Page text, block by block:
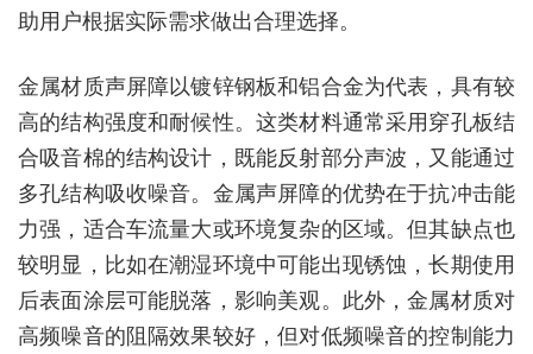
助用户根据实际需求做出合理选择。
金属材质声屏障以镀锌钢板和铝合金为代表，具有较
高的结构强度和耐候性。这类材料通常采用穿孔板结
合吸音棉的结构设计，既能反射部分声波，又能通过
多孔结构吸收噪音。金属声屏障的优势在于抗冲击能
力强，适合车流量大或环境复杂的区域。但其缺点也
较明显，比如在潮湿环境中可能出现锈蚀，长期使用
后表面涂层可能脱落，影响美观。此外，金属材质对
高频噪音的阻隔效果较好，但对低频噪音的控制能力